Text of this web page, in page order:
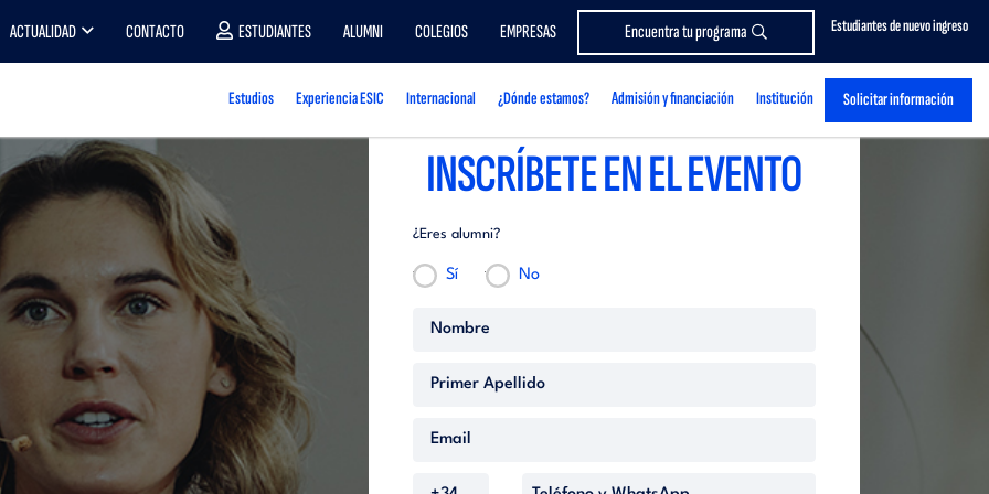
Estudiantes de nuevo ingreso
ACTUALIDAD CONTACTO ESTUDIANTES ALUMNI COLEGIOS EMPRESAS Encuentra tu programa
Estudios Experiencia ESIC Internacional ¿Dónde estamos? Admisión y financiación Institución Solicitar información
INSCRÍBETE EN EL EVENTO
¿Eres alumni?
Sí No